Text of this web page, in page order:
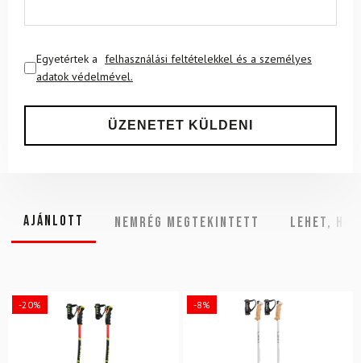
Egyetértek a felhasználási feltételekkel és a személyes
adatok védelmével.
Ajánlott NEMRÉG MEGTEKINTETT Lehet,
-20% -8%